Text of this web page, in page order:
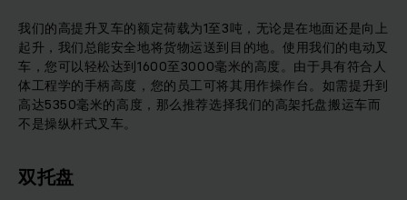
我们的高提升叉车的额定荷载为1至3吨，无论是在地面还是向上
起升，我们总能安全地将货物运送到目的地。使用我们的电动叉
车，您可以轻松达到1600至3000毫米的高度。由于具有符合人
体工程学的手柄高度，您的员工可将其用作操作台。如需提升到
高达5350毫米的高度，那么推荐选择我们的高架托盘搬运车而
不是操纵杆式叉车。
双托盘